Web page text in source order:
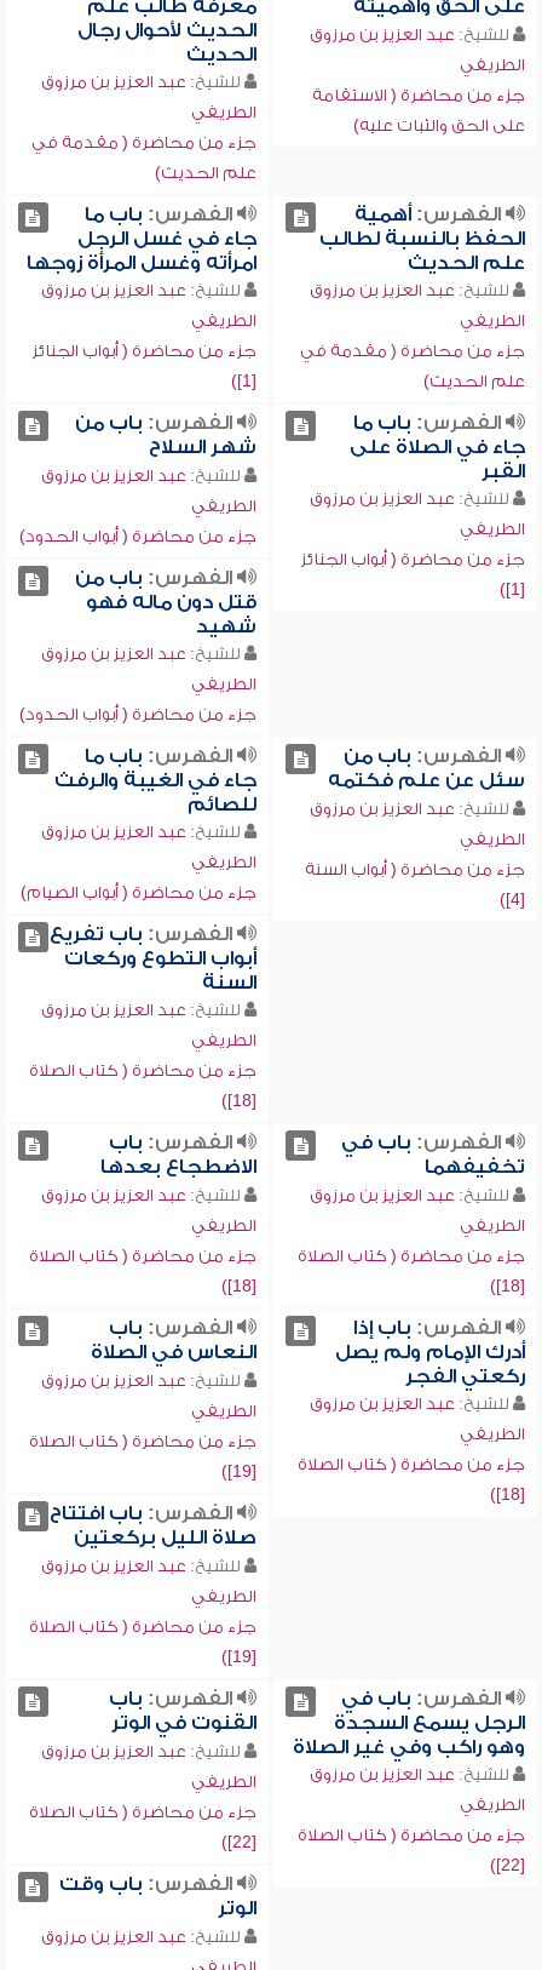
على الحق وأهميته
للشيخ: عبد العزيز بن مرزوق
الطريفي
جزء من محاضرة ( الاستقامة
على الحق والثبات عليه)
معرفة طالب علم
الحديث لأحوال رجال
الحديث
للشيخ: عبد العزيز بن مرزوق
الطريفي
جزء من محاضرة ( مقدمة في
علم الحديث)
الفهرس:أهمية
الحفظ بالنسبة لطالب
علم الحديث
للشيخ: عبد العزيز بن مرزوق
الطريفي
جزء من محاضرة ( مقدمة في
علم الحديث)
الفهرس: باب ما
جاء في غسل الرجل
امرأته وغسل المرأة زوجها
للشيخ: عبد العزيز بن مرزوق
الطريفي
جزء من محاضرة ( أبواب الجنائز
[1])
الفهرس: باب ما
جاء في الصلاة على
القبر
للشيخ: عبد العزيز بن مرزوق
الطريفي
جزء من محاضرة ( أبواب الجنائز
[1])
الفهرس: باب من
شهر السلاح
للشيخ: عبد العزيز بن مرزوق
الطريفي
جزء من محاضرة ( أبواب الحدود)
الفهرس: باب من
قتل دون ماله فهو
شهيد
للشيخ: عبد العزيز بن مرزوق
الطريفي
جزء من محاضرة ( أبواب الحدود)
الفهرس: باب من
سئل عن علم فكتمه
للشيخ: عبد العزيز بن مرزوق
الطريفي
جزء من محاضرة ( أبواب السنة
[4])
الفهرس: باب ما
جاء في الغيبة والرفث
للصائم
للشيخ: عبد العزيز بن مرزوق
الطريفي
جزء من محاضرة ( أبواب الصيام)
الفهرس: باب تفريع
أبواب التطوع وركعات
السنة
للشيخ: عبد العزيز بن مرزوق
الطريفي
جزء من محاضرة ( كتاب الصلاة
[18])
الفهرس: باب في
تخفيفهما
للشيخ: عبد العزيز بن مرزوق
الطريفي
جزء من محاضرة ( كتاب الصلاة
[18])
الفهرس: باب
الاضطجاع بعدها
للشيخ: عبد العزيز بن مرزوق
الطريفي
جزء من محاضرة ( كتاب الصلاة
[18])
الفهرس: باب إذا
أدرك الإمام ولم يصل
ركعتي الفجر
للشيخ: عبد العزيز بن مرزوق
الطريفي
جزء من محاضرة ( كتاب الصلاة
[18])
الفهرس: باب
النعاس في الصلاة
للشيخ: عبد العزيز بن مرزوق
الطريفي
جزء من محاضرة ( كتاب الصلاة
[19])
الفهرس: باب افتتاح
صلاة الليل بركعتين
للشيخ: عبد العزيز بن مرزوق
الطريفي
جزء من محاضرة ( كتاب الصلاة
[19])
الفهرس: باب في
الرجل يسمع السجدة
وهو راكب وفي غير الصلاة
للشيخ: عبد العزيز بن مرزوق
الطريفي
جزء من محاضرة ( كتاب الصلاة
[22])
الفهرس: باب
القنوت في الوتر
للشيخ: عبد العزيز بن مرزوق
الطريفي
جزء من محاضرة ( كتاب الصلاة
[22])
الفهرس: باب وقت
الوتر
للشيخ: عبد العزيز بن مرزوق